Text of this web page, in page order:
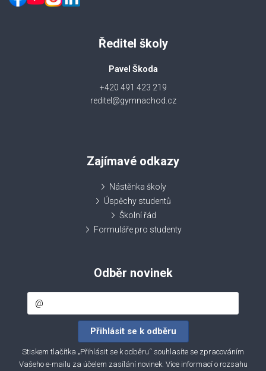
Ředitel školy
Pavel Škoda
+420 491 423 219
reditel@gymnachod.cz
Zajímavé odkazy
Nástěnka školy
Úspěchy studentů
Školní řád
Formuláře pro studenty
Odběr novinek
Stiskem tlačítka „Přihlásit se k odběru“ souhlasíte se zpracováním
Vašeho e-mailu za účelem zasílání novinek. Více informací o rozsahu